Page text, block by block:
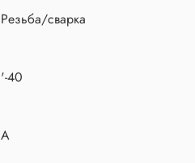
Резьба/сварка
'-40
A